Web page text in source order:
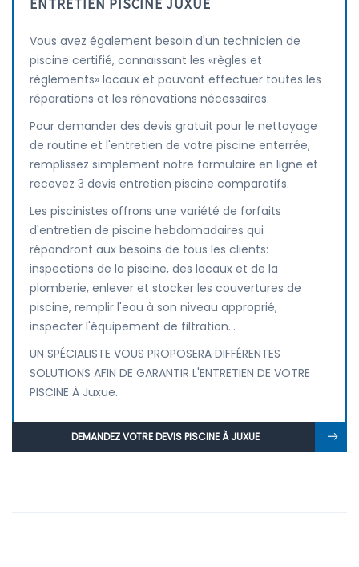
ENTRETIEN PISCINE JUXUE
Vous avez également besoin d'un technicien de
piscine certifié, connaissant les «règles et
règlements» locaux et pouvant effectuer toutes les
réparations et les rénovations nécessaires.
Pour demander des devis gratuit pour le nettoyage
de routine et l'entretien de votre piscine enterrée,
remplissez simplement notre formulaire en ligne et
recevez 3 devis entretien piscine comparatifs.
Les piscinistes offrons une variété de forfaits
d'entretien de piscine hebdomadaires qui
répondront aux besoins de tous les clients:
inspections de la piscine, des locaux et de la
plomberie, enlever et stocker les couvertures de
piscine, remplir l'eau à son niveau approprié,
inspecter l'équipement de filtration...
UN SPÉCIALISTE VOUS PROPOSERA DIFFÉRENTES
SOLUTIONS AFIN DE GARANTIR L'ENTRETIEN DE VOTRE
PISCINE À Juxue.
DEMANDEZ VOTRE DEVIS PISCINE À JUXUE